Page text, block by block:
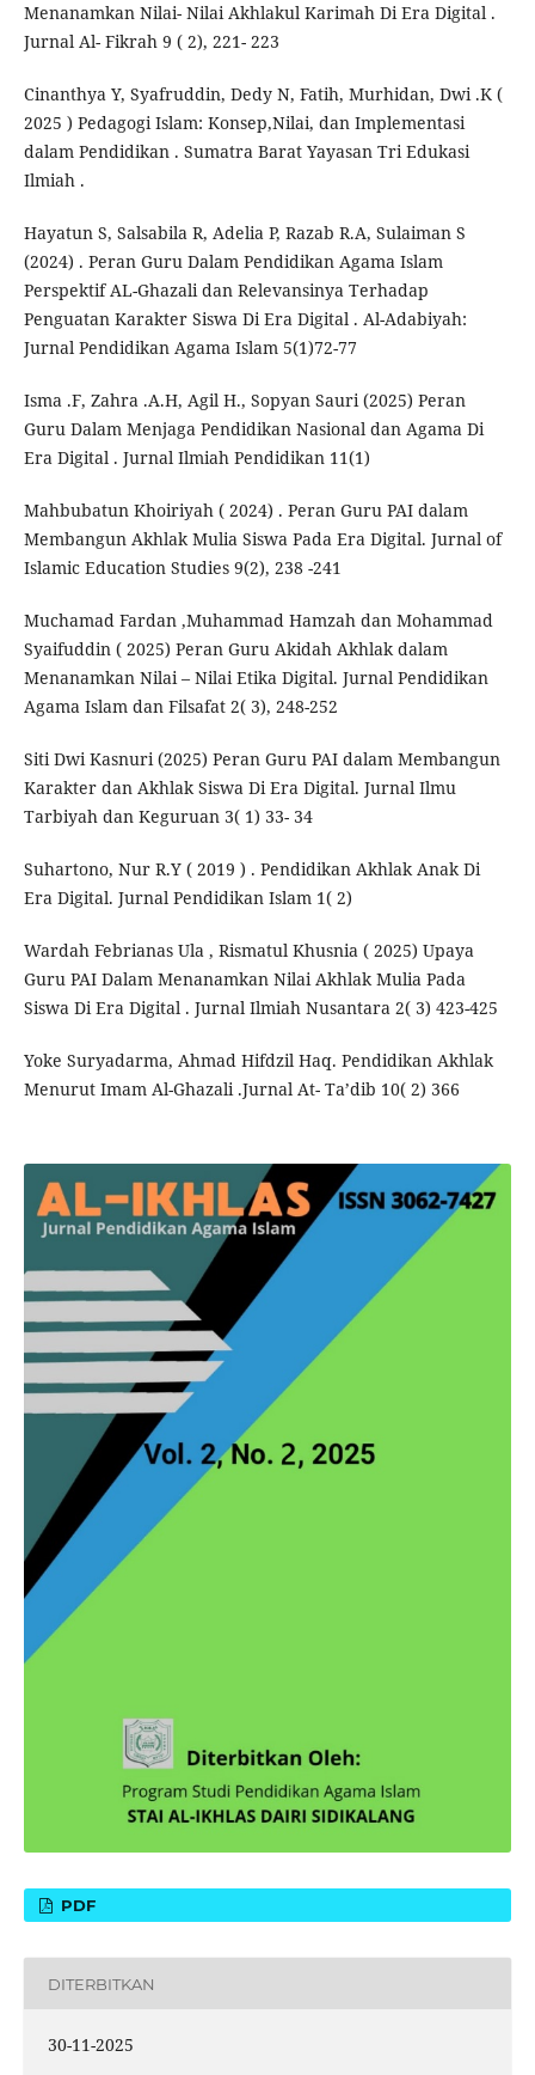
Menanamkan Nilai- Nilai Akhlakul Karimah Di Era Digital .
Jurnal Al- Fikrah 9 ( 2), 221- 223
Cinanthya Y, Syafruddin, Dedy N, Fatih, Murhidan, Dwi .K (
2025 ) Pedagogi Islam: Konsep,Nilai, dan Implementasi
dalam Pendidikan . Sumatra Barat Yayasan Tri Edukasi
Ilmiah .
Hayatun S, Salsabila R, Adelia P, Razab R.A, Sulaiman S
(2024) . Peran Guru Dalam Pendidikan Agama Islam
Perspektif AL-Ghazali dan Relevansinya Terhadap
Penguatan Karakter Siswa Di Era Digital . Al-Adabiyah:
Jurnal Pendidikan Agama Islam 5(1)72-77
Isma .F, Zahra .A.H, Agil H., Sopyan Sauri (2025) Peran
Guru Dalam Menjaga Pendidikan Nasional dan Agama Di
Era Digital . Jurnal Ilmiah Pendidikan 11(1)
Mahbubatun Khoiriyah ( 2024) . Peran Guru PAI dalam
Membangun Akhlak Mulia Siswa Pada Era Digital. Jurnal of
Islamic Education Studies 9(2), 238 -241
Muchamad Fardan ,Muhammad Hamzah dan Mohammad
Syaifuddin ( 2025) Peran Guru Akidah Akhlak dalam
Menanamkan Nilai – Nilai Etika Digital. Jurnal Pendidikan
Agama Islam dan Filsafat 2( 3), 248-252
Siti Dwi Kasnuri (2025) Peran Guru PAI dalam Membangun
Karakter dan Akhlak Siswa Di Era Digital. Jurnal Ilmu
Tarbiyah dan Keguruan 3( 1) 33- 34
Suhartono, Nur R.Y ( 2019 ) . Pendidikan Akhlak Anak Di
Era Digital. Jurnal Pendidikan Islam 1( 2)
Wardah Febrianas Ula , Rismatul Khusnia ( 2025) Upaya
Guru PAI Dalam Menanamkan Nilai Akhlak Mulia Pada
Siswa Di Era Digital . Jurnal Ilmiah Nusantara 2( 3) 423-425
Yoke Suryadarma, Ahmad Hifdzil Haq. Pendidikan Akhlak
Menurut Imam Al-Ghazali .Jurnal At- Ta’dib 10( 2) 366
PDF
DITERBITKAN
30-11-2025